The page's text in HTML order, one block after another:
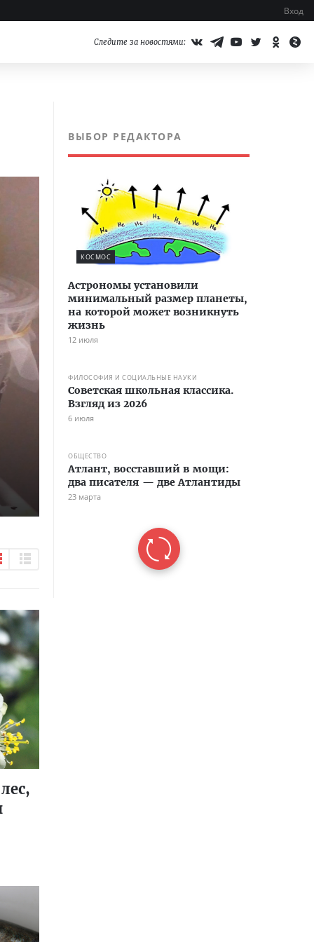
Вход
Следите за новостями:
ВЫБОР РЕДАКТОРА
КОСМОС
Астрономы установили
минимальный размер планеты,
на которой может возникнуть
жизнь
12 июля
ФИЛОСОФИЯ И СОЦИАЛЬНЫЕ НАУКИ
Советская школьная классика.
Взгляд из 2026
6 июля
ОБЩЕСТВО
Атлант, восставший в мощи:
два писателя — две Атлантиды
23 марта